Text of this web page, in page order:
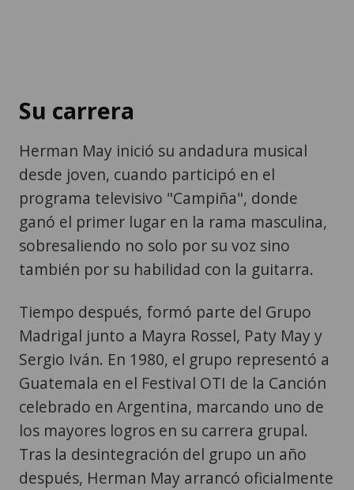
Su carrera
Herman May inició su andadura musical
desde joven, cuando participó en el
programa televisivo "Campiña", donde
ganó el primer lugar en la rama masculina,
sobresaliendo no solo por su voz sino
también por su habilidad con la guitarra.
Tiempo después, formó parte del Grupo
Madrigal junto a Mayra Rossel, Paty May y
Sergio Iván. En 1980, el grupo representó a
Guatemala en el Festival OTI de la Canción
celebrado en Argentina, marcando uno de
los mayores logros en su carrera grupal.
Tras la desintegración del grupo un año
después, Herman May arrancó oficialmente